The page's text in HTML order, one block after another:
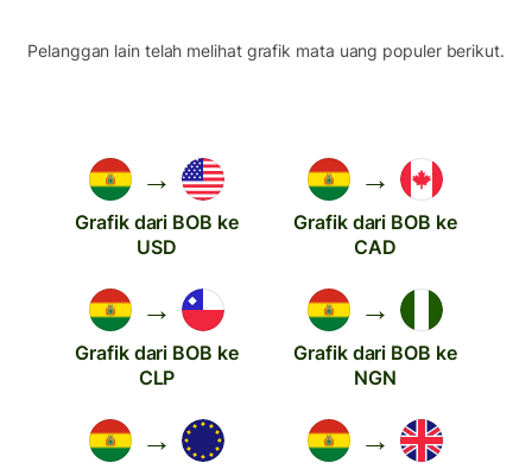
Pelanggan lain telah melihat grafik mata uang populer berikut.
→
Grafik dari BOB ke
USD
→
Grafik dari BOB ke
CAD
→
Grafik dari BOB ke
CLP
→
Grafik dari BOB ke
NGN
→ →